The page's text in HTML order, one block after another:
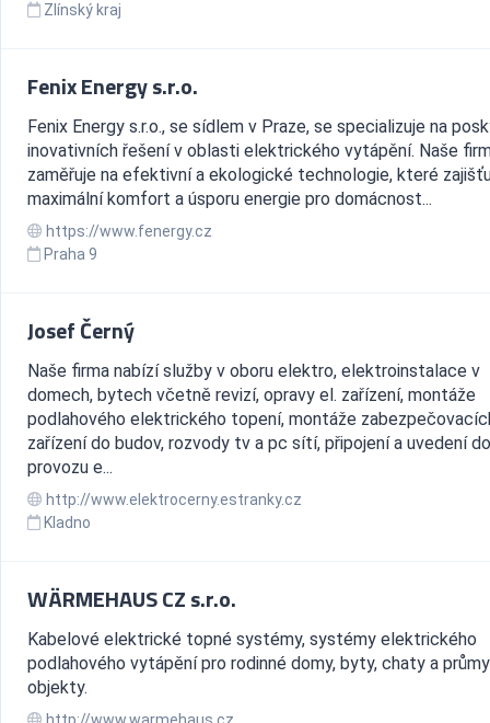
Zlínský kraj
Fenix Energy s.r.o.
Fenix Energy s.r.o., se sídlem v Praze, se specializuje na
inovativních řešení v oblasti elektrického vytápění. Naše
zaměřuje na efektivní a ekologické technologie, které
maximální komfort a úsporu energie pro domácnost...
https://www.fenergy.cz
Praha 9
Josef Černý
Naše firma nabízí služby v oboru elektro, elektroinstalace v
domech, bytech včetně revizí, opravy el. zařízení, montáže
podlahového elektrického topení, montáže
zařízení do budov, rozvody tv a pc sítí, připojení a uvedení do
provozu e...
http://www.elektrocerny.estranky.cz
Kladno
WÄRMEHAUS CZ s.r.o.
Kabelové elektrické topné systémy, systémy elektrického
podlahového vytápění pro rodinné domy, byty, chaty a
objekty.